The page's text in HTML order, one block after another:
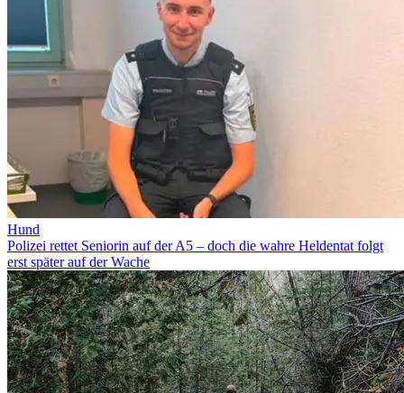
Hund
Polizei rettet Seniorin auf der A5 – doch die wahre Heldentat folgt
erst später auf der Wache